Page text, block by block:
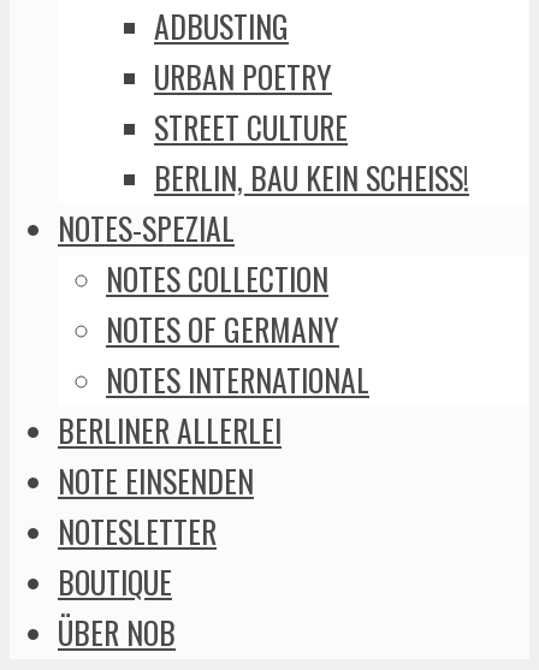
ADBUSTING
URBAN POETRY
STREET CULTURE
BERLIN, BAU KEIN SCHEISS!
NOTES-SPEZIAL
NOTES COLLECTION
NOTES OF GERMANY
NOTES INTERNATIONAL
BERLINER ALLERLEI
NOTE EINSENDEN
NOTESLETTER
BOUTIQUE
ÜBER NOB